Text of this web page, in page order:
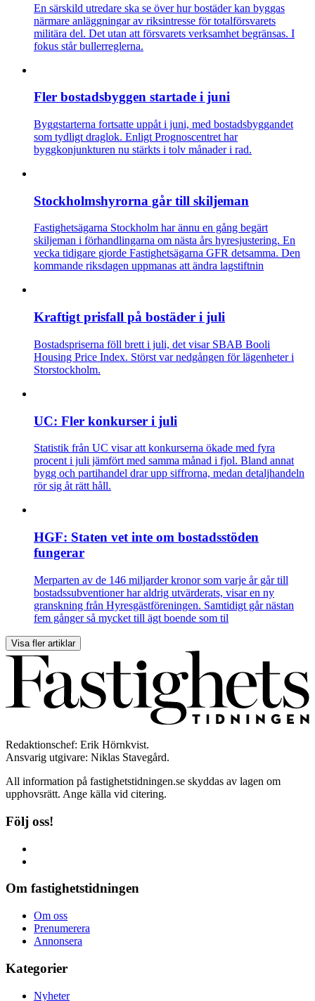
En särskild utredare ska se över hur bostäder kan byggas
närmare anläggningar av riksintresse för totalförsvarets
militära del. Det utan att försvarets verksamhet begränsas. I
fokus står bullerreglerna.
Fler bostadsbyggen startade i juni
Byggstarterna fortsatte uppåt i juni, med bostadsbyggandet
som tydligt draglok. Enligt Prognoscentret har
byggkonjunkturen nu stärkts i tolv månader i rad.
Stockholmshyrorna går till skiljeman
Fastighetsägarna Stockholm har ännu en gång begärt
skiljeman i förhandlingarna om nästa års hyresjustering. En
vecka tidigare gjorde Fastighetsägarna GFR detsamma. Den
kommande riksdagen uppmanas att ändra lagstiftnin
Kraftigt prisfall på bostäder i juli
Bostadspriserna föll brett i juli, det visar SBAB Booli
Housing Price Index. Störst var nedgången för lägenheter i
Storstockholm.
UC: Fler konkurser i juli
Statistik från UC visar att konkurserna ökade med fyra
procent i juli jämfört med samma månad i fjol. Bland annat
bygg och partihandel drar upp siffrorna, medan detaljhandeln
rör sig åt rätt håll.
HGF: Staten vet inte om bostadsstöden
fungerar
Merparten av de 146 miljarder kronor som varje år går till
bostadssubventioner har aldrig utvärderats, visar en ny
granskning från Hyresgästföreningen. Samtidigt går nästan
fem gånger så mycket till ägt boende som til
Visa fler artiklar
Redaktionschef: Erik Hörnkvist.
Ansvarig utgivare: Niklas Stavegård.
All information på fastighetstidningen.se skyddas av lagen om
upphovsrätt. Ange källa vid citering.
Följ oss!
Om fastighetstidningen
Om oss
Prenumerera
Annonsera
Kategorier
Nyheter